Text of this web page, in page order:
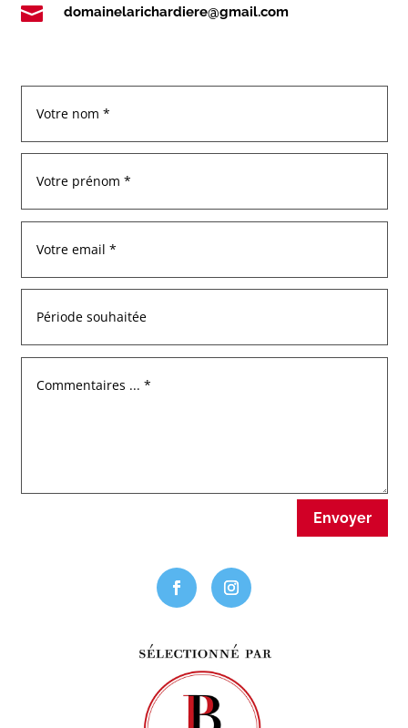
 domainelarichardiere@gmail.com
Envoyer